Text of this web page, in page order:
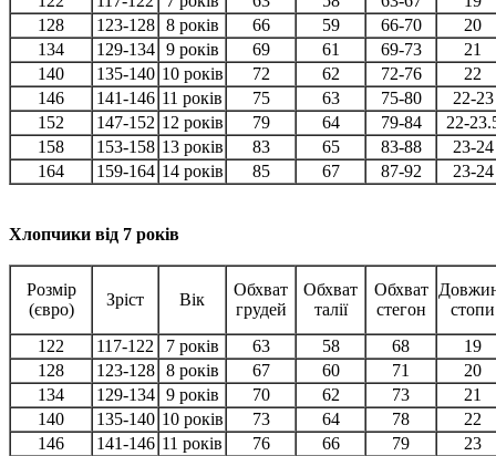
128
123-128 8 років 66 59 66-70
20
134
129-134 9 років 69 61 69-73
21
140
135-140 10 років 72 62 72-76
22
146
141-146 11 років 75 63 75-80
22-23
152
147-152 12 років 79 64 79-84
22-
158
153-158 13 років 83 65 83-88
23-24
164
159-164 14 років 85 67 87-92 23-24
Хлопчики від 7 років
Розмір
(євро)
Зріст Вік
Обхват
грудей
Обхват
талії
Обхват
стегон
стопи
122
117-122 7 років 63 58 68
19
128
123-128 8 років 67 60 71
20
134
129-134 9 років 70 62 73
21
140
135-140 10 років 73 64 78
22
146
141-146 11 років 76 66 79 23